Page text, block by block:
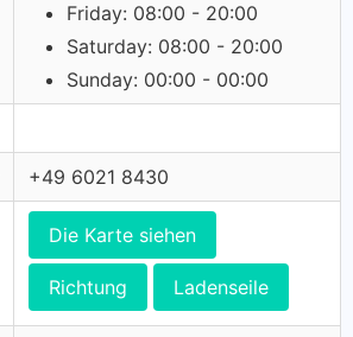
Friday: 08:00 - 20:00
Saturday: 08:00 - 20:00
Sunday: 00:00 - 00:00
+49 6021 8430
Die Karte siehen
Richtung Ladenseile